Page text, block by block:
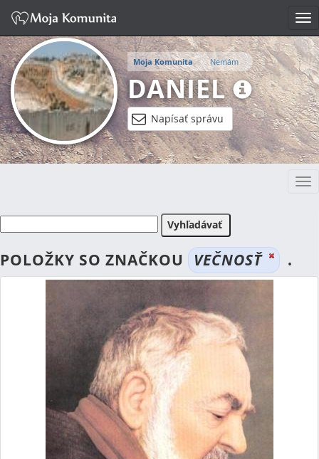
Moja Komunita Nemám
DANIEL
Napísať správu
POLOŽKY SO ZNAČKOU VEČNOSŤ .